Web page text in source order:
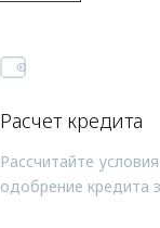
Расчет кредита
Рассчитайте
одобрение кредита